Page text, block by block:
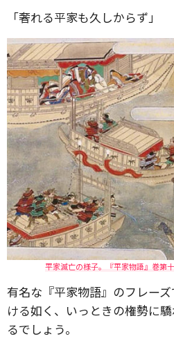
「奢れる平家も久しからず」
平家滅亡の様子。『平家物語』巻第
有名な『平家物語』のフレー
ける如く、いっときの権勢に
るでしょう。